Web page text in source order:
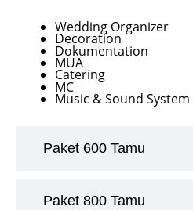
Paket 600 Tamu
Paket 800 Tamu
Wedding Organizer
Decoration
Dokumentation
MUA
Catering
MC
Music & Sound System